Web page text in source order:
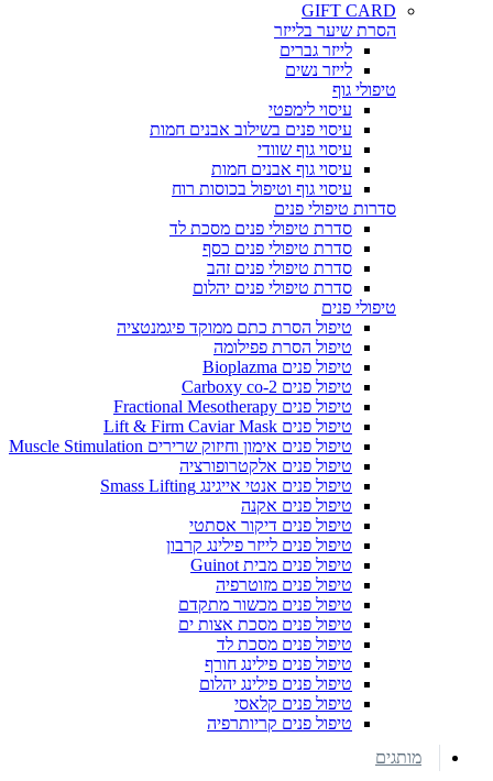
GIFT CARD
הסרת שיער בלייזר
לייזר גברים
לייזר נשים
טיפולי גוף
עיסוי לימפטי
עיסוי פנים בשילוב אבנים חמות
עיסוי גוף שוודי
עיסוי גוף אבנים חמות
עיסוי גוף וטיפול בכוסות רוח
סדרות טיפולי פנים
סדרת טיפולי פנים מסכת לד
סדרת טיפולי פנים כסף
סדרת טיפולי פנים זהב
סדרת טיפולי פנים יהלום
טיפולי פנים
טיפול הסרת כתם ממוקד פיגמנטציה
טיפול הסרת פפילומה
טיפול פנים Bioplazma
טיפול פנים Carboxy co-2
טיפול פנים Fractional Mesotherapy
טיפול פנים Lift & Firm Caviar Mask
טיפול פנים אימון וחיזוק שרירים Muscle Stimulation
טיפול פנים אלקטרופורציה
טיפול פנים אנטי אייגינג Smass Lifting
טיפול פנים אקנה
טיפול פנים דיקור אסתטי
טיפול פנים לייזר פילינג קרבון
טיפול פנים מבית Guinot
טיפול פנים מזוטרפיה
טיפול פנים מכשור מתקדם
טיפול פנים מסכת אצות ים
טיפול פנים מסכת לד
טיפול פנים פילינג חורף
טיפול פנים פילינג יהלום
טיפול פנים קלאסי
טיפול פנים קריותרפיה
מותגים